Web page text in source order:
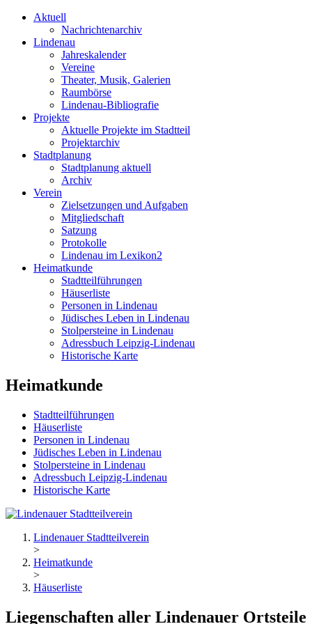
Aktuell
Nachrichtenarchiv
Lindenau
Jahreskalender
Vereine
Theater, Musik, Galerien
Raumbörse
Lindenau-Bibliografie
Projekte
Aktuelle Projekte im Stadtteil
Projektarchiv
Stadtplanung
Stadtplanung aktuell
Archiv
Verein
Zielsetzungen und Aufgaben
Mitgliedschaft
Satzung
Protokolle
Lindenau im Lexikon2
Heimatkunde
Stadtteilführungen
Häuserliste
Personen in Lindenau
Jüdisches Leben in Lindenau
Stolpersteine in Lindenau
Adressbuch Leipzig-Lindenau
Historische Karte
Heimatkunde
Stadtteilführungen
Häuserliste
Personen in Lindenau
Jüdisches Leben in Lindenau
Stolpersteine in Lindenau
Adressbuch Leipzig-Lindenau
Historische Karte
Lindenauer Stadtteilverein
>
Heimatkunde
>
Häuserliste
Liegenschaften aller Lindenauer Ortsteile